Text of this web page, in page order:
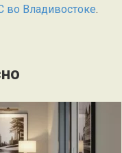
Владивостоке.